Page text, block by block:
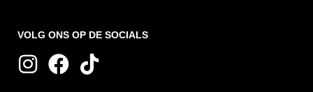
VOLG ONS OP DE SOCIALS
I
F
T